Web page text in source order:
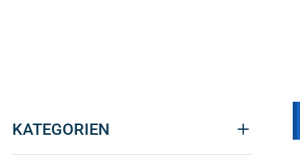
KATEGORIEN